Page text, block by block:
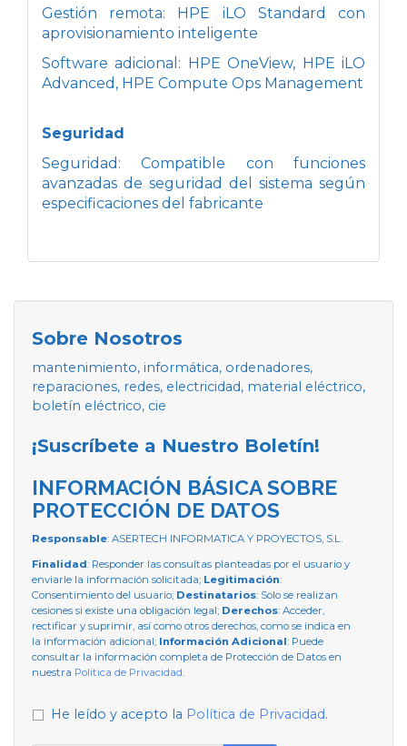
Gestión remota: HPE iLO Standard con
aprovisionamiento inteligente
Software adicional: HPE OneView, HPE iLO
Advanced, HPE Compute Ops Management
Seguridad
Seguridad: Compatible con funciones
avanzadas de seguridad del sistema según
especificaciones del fabricante
Sobre Nosotros
mantenimiento, informática, ordenadores,
reparaciones, redes, electricidad, material eléctrico,
boletín eléctrico, cie
¡Suscríbete a Nuestro Boletín!
INFORMACIÓN BÁSICA SOBRE
PROTECCIÓN DE DATOS
Responsable: ASERTECH INFORMATICA Y PROYECTOS, S.L.
Finalidad: Responder las consultas planteadas por el usuario y
enviarle la información solicitada; Legitimación:
Consentimiento del usuario; Destinatarios: Solo se realizan
cesiones si existe una obligación legal; Derechos: Acceder,
rectificar y suprimir, así como otros derechos, como se indica en
la información adicional; Información Adicional: Puede
consultar la información completa de Protección de Datos en
nuestra Política de Privacidad
He leído y acepto la Política de Privacidad.